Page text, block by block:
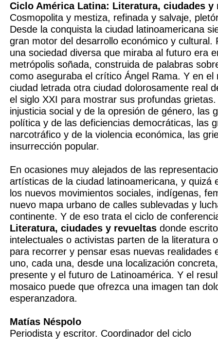
Ciclo América Latina: Literatura, ciudades y
Cosmopolita y mestiza, refinada y salvaje,
Desde la conquista la ciudad latinoamericana
gran motor del desarrollo económico y cultural.
una sociedad diversa que miraba al futuro era
metrópolis soñada, construida de palabras
como aseguraba el crítico Ángel Rama. Y en el
ciudad letrada otra ciudad dolorosamente real
el siglo XXI para mostrar sus profundas
injusticia social y de la opresión de género, las
política y de las deficiencias democráticas, las
narcotráfico y de la violencia económica, las
insurrección popular.
En ocasiones muy alejados de las
artísticas de la ciudad latinoamericana, y quizá
los nuevos movimientos sociales, indígenas,
nuevo mapa urbano de calles sublevadas y
continente. Y de eso trata el ciclo de
Literatura, ciudades y revueltas donde
intelectuales o activistas parten de la literatura
para recorrer y pensar esas nuevas realidades
uno, cada una, desde una localización
presente y el futuro de Latinoamérica. Y el
mosaico puede que ofrezca una imagen tan
esperanzadora.
Matías Néspolo
Periodista y escritor. Coordinador del ciclo